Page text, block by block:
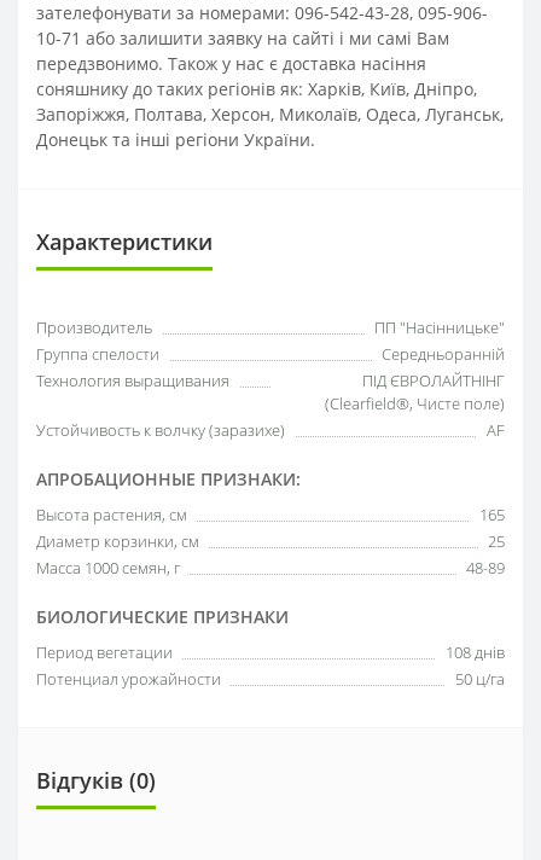
зателефонувати за номерами: 096-542-43-28, 095-906-
10-71 або залишити заявку на сайті і ми самі Вам
передзвонимо. Також у нас є доставка насіння
соняшнику до таких регіонів як: Харків, Київ, Дніпро,
Запоріжжя, Полтава, Херсон, Миколаїв, Одеса, Луганськ,
Донецьк та інші регіони України.
Характеристики
Производитель
ПП "Насінницьке"
Группа спелости
Середньоранній
Технология выращивания
ПІД ЄВРОЛАЙТНІНГ
(Clearfield®, Чисте поле)
Устойчивость к волчку (заразихе)
AF
АПРОБАЦИОННЫЕ ПРИЗНАКИ:
Высота растения, см
165
Диаметр корзинки, см
25
Масса 1000 семян, г
48-89
БИОЛОГИЧЕСКИЕ ПРИЗНАКИ
Период вегетации
108 днів
Потенциал урожайности
50 ц/га
Відгуків (0)